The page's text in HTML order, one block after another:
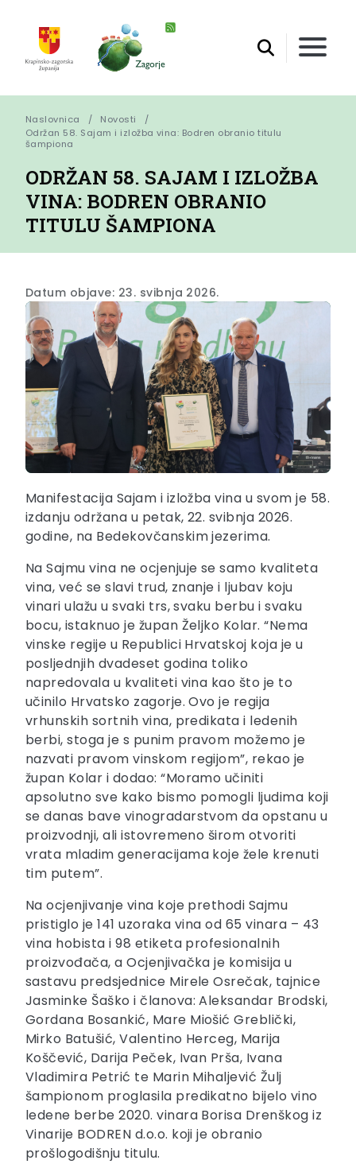
Naslovnica
Novosti
Održan 58. Sajam i izložba vina: Bodren obranio titulu
šampiona
ODRŽAN 58. SAJAM I IZLOŽBA
VINA: BODREN OBRANIO
TITULU ŠAMPIONA
Datum objave: 23. svibnja 2026.
Manifestacija Sajam i izložba vina u svom je 58.
izdanju održana u petak, 22. svibnja 2026.
godine, na Bedekovčanskim jezerima.
Na Sajmu vina ne ocjenjuje se samo kvaliteta
vina, već se slavi trud, znanje i ljubav koju
vinari ulažu u svaki trs, svaku berbu i svaku
bocu, istaknuo je župan Željko Kolar. “Nema
vinske regije u Republici Hrvatskoj koja je u
posljednjih dvadeset godina toliko
napredovala u kvaliteti vina kao što je to
učinilo Hrvatsko zagorje. Ovo je regija
vrhunskih sortnih vina, predikata i ledenih
berbi, stoga je s punim pravom možemo je
nazvati pravom vinskom regijom”, rekao je
župan Kolar i dodao: “Moramo učiniti
apsolutno sve kako bismo pomogli ljudima koji
se danas bave vinogradarstvom da opstanu u
proizvodnji, ali istovremeno širom otvoriti
vrata mladim generacijama koje žele krenuti
tim putem”.
Na ocjenjivanje vina koje prethodi Sajmu
pristiglo je 141 uzoraka vina od 65 vinara – 43
vina hobista i 98 etiketa profesionalnih
proizvođača, a Ocjenjivačka je komisija u
sastavu predsjednice Mirele Osrečak, tajnice
Jasminke Šaško i članova: Aleksandar Brodski,
Gordana Bosankić, Mare Miošić Greblički,
Mirko Batušić, Valentino Herceg, Marija
Koščević, Darija Peček, Ivan Prša, Ivana
Vladimira Petrić te Marin Mihaljević Žulj
šampionom proglasila predikatno bijelo vino
ledene berbe 2020. vinara Borisa Drenškog iz
Vinarije BODREN d.o.o. koji je obranio
prošlogodišnju titulu.